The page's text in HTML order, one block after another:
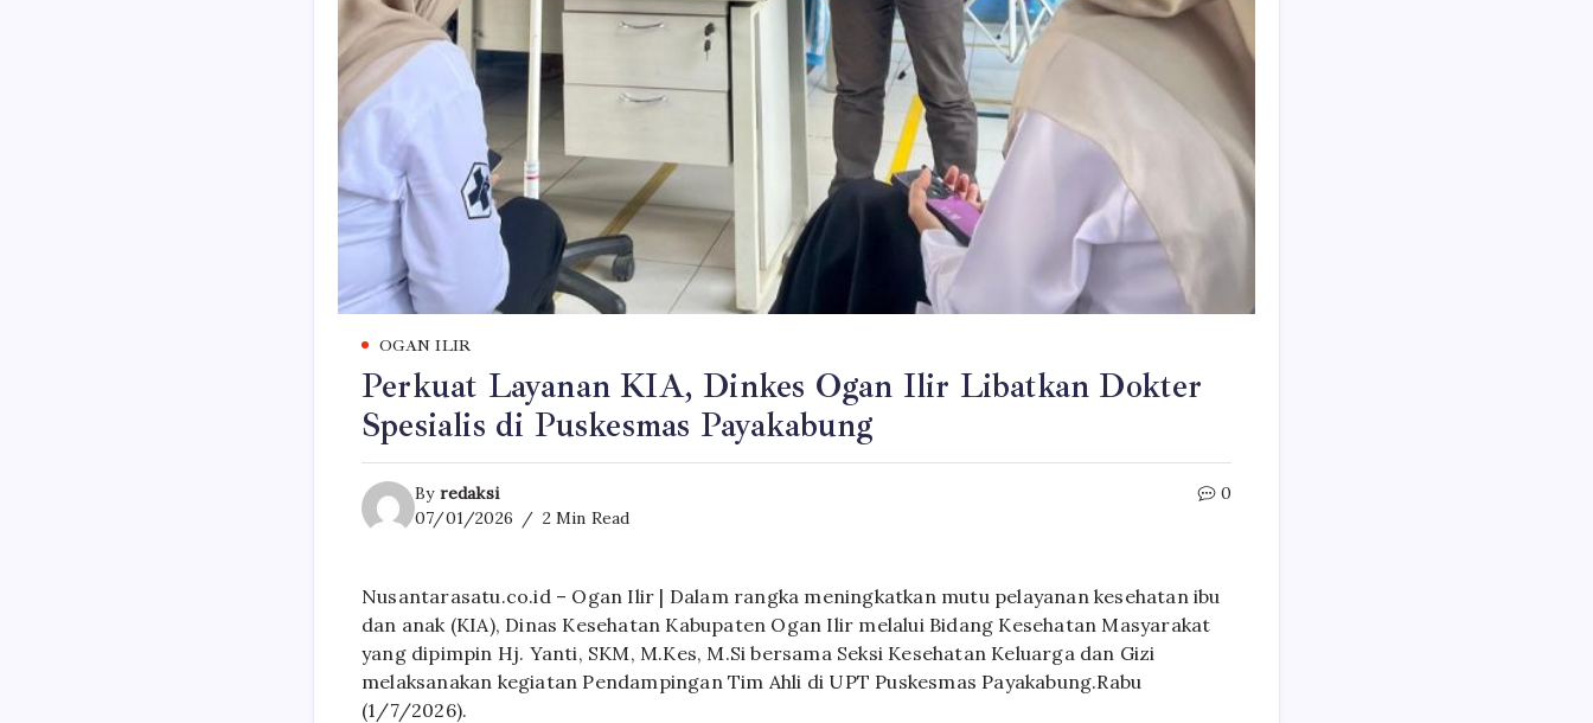
OGAN ILIR
Perkuat Layanan KIA, Dinkes Ogan Ilir Libatkan Dokter
Spesialis di Puskesmas Payakabung
By redaksi
07/01/2026
2 Min Read
0
Nusantarasatu.co.id – Ogan Ilir | Dalam rangka meningkatkan mutu pelayanan kesehatan ibu
dan anak (KIA), Dinas Kesehatan Kabupaten Ogan Ilir melalui Bidang Kesehatan Masyarakat
yang dipimpin Hj. Yanti, SKM, M.Kes, M.Si bersama Seksi Kesehatan Keluarga dan Gizi
melaksanakan kegiatan Pendampingan Tim Ahli di UPT Puskesmas Payakabung.Rabu
(1/7/2026).